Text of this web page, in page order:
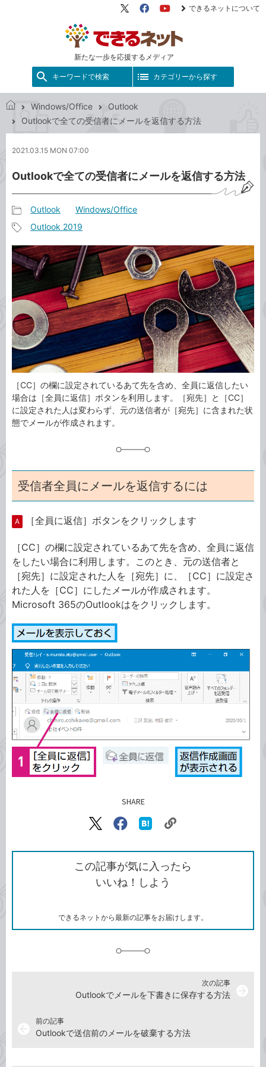
新たな一歩を応援するメディア
X（旧
FacebookYouTube
できるネットについて
キーワードで検索 カテゴリーから探す
で
ネ
ト
Windows/Office
Outlook
Outlookで全ての受信者にメールを返信する方法
2021.03.15 MON 07:00
Outlookで全ての受信者にメールを返信する方法
事
カ
テ
リ
Outlook Windows/Office
事
タ
Outlook 2019
［CC］の欄に設定されているあて先を含め、全員に返信したい
場合は［全員に返信］ボタンを利用します。［宛先］と［CC］
に設定された人は変わらず、元の送信者が［宛先］に含まれた状
態でメールが作成されます。
受信者全員にメールを返信するには
A ［全員に返信］ボタンをクリックします
［CC］の欄に設定されているあて先を含め、全員に返信
をしたい場合に利用します。このとき、元の送信者と
［宛先］に設定された人を［宛先］に、［CC］に設定さ
れた人を［CC］にしたメールが作成されます。
Microsoft 365のOutlookはをクリックします。
SHARE
X（旧
で
シ
ェ
ア
Facebook
シ
ェ
ア
な
ブ
ッ
ク
ク
ク
を
コ
この記事が気に入ったら
いいね！しよう
できるネットから最新の記事をお届けします。
前の記事
Outlookで送信前のメールを破棄する方法
次の記事
Outlookでメールを下書きに保存する方法